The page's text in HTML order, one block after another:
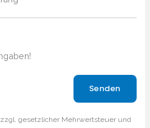
zzgl. gesetzlicher Mehrwertsteuer und